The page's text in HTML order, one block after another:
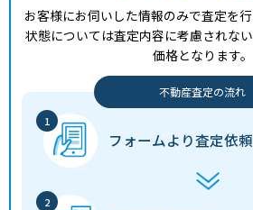
490万円 小倉(京都) 19分 58 年
16分 56 年
お客様にお伺いした情報のみで査定を行
状態については査定内容に考慮されな
価格となります。
不動産査定の流れ
フォームより査定依